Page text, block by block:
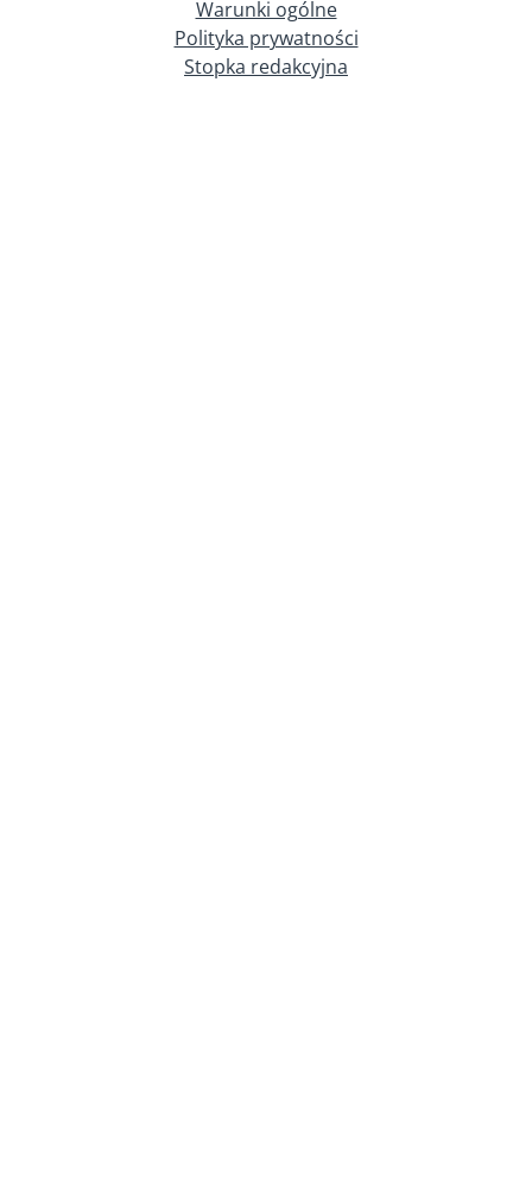
Warunki ogólne
Polityka prywatności
Stopka redakcyjna